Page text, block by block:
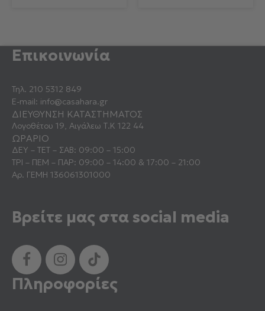
Επικοινωνία
Τηλ. 210 5312 849
E-mail: info@casahara.gr
ΔΙΕΥΘΥΝΣΗ ΚΑΤΑΣΤΗΜΑΤΟΣ
Λογοθέτου 19, Αιγάλεω Τ.Κ 122 44
ΩΡΑΡΙΟ
ΔΕΥ – ΤΕΤ – ΣΑΒ: 09:00 – 15:00
ΤΡΙ – ΠΕΜ – ΠΑΡ: 09:00 – 14:00 & 17:00 – 21:00
Αρ. ΓΕΜΗ 136061301000
Βρείτε μας στα social media
Πληροφορίες